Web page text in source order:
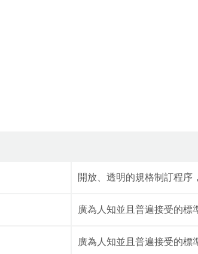
開放、透明的規格制訂程序
廣為人知並且普遍接受的標
廣為人知並且普遍接受的標